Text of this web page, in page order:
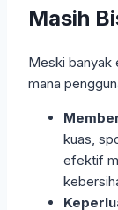
Masih
Meski banyak
mana
kuas,
efektif